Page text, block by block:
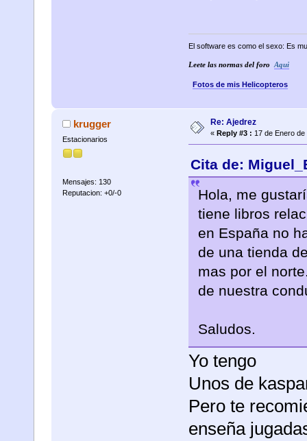
El software es como el sexo: Es
Leete las normas del foro Aqui
Fotos de mis Helicopteros
krugger
Estacionarios
Mensajes: 130
Reputacion: +0/-0
Re: Ajedrez
« Reply #3 : 17 de Enero
Cita de:
Hola, me
tiene libros
en España no
de una tienda
mas por el
de nuestra
Saludos.
Yo tengo
Unos de
Pero te
enseña